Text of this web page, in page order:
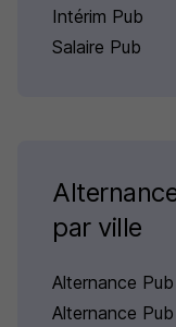
Intérim Pub
Salaire Pub
par ville
Alternance
Alternance